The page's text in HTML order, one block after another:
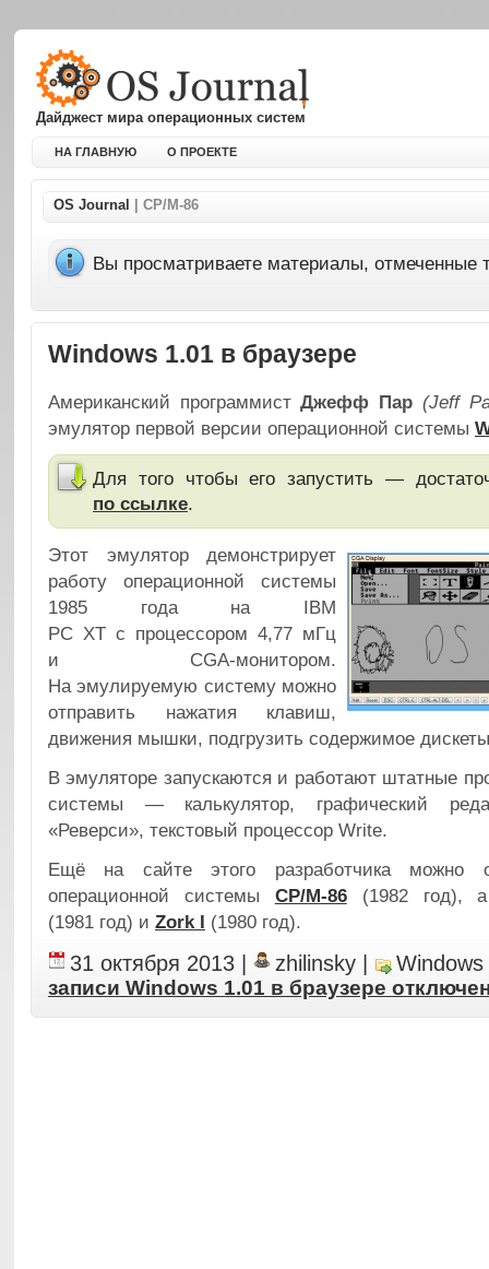
Дайджест мира операционных систем
НА ГЛАВНУЮ О ПРОЕКТЕ
OS Journal | CP/M-86
Вы просматриваете материалы, отмеченные
Windows 1.01 в браузере
Американский программистДжефф Пар (Jeff
эмулятор первой версии операционной системы
Для того чтобы его запустить —
по ссылке.
Этот эмулятор демонстрирует
работу операционной системы
1985 года на IBM
PC XT с процессором 4,77 мГц
и CGA-монитором.
На эмулируемую систему можно
отправить нажатия клавиш,
движения мышки, подгрузить содержимое
В эмуляторе запускаются и работают штатные
системы — калькулятор, графический
«Реверси», текстовый процессор Write.
Ещё на сайте этого разработчика можно
операционной системы CP/M-86(1982 год),
(1981 год) и Zork I (1980 год).
31 октября 2013 zhilinsky Windows
записи Windows 1.01 в браузере